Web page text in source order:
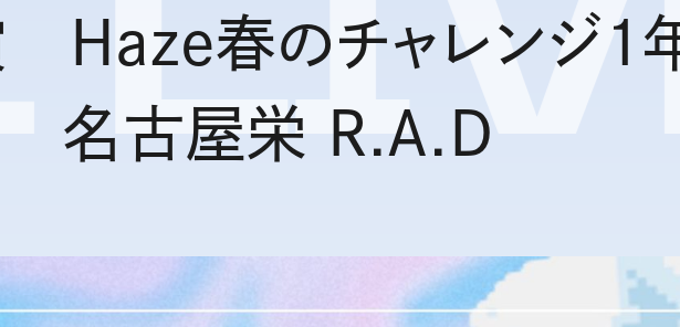
春のチャレンジ1
名古屋栄 R.A.D